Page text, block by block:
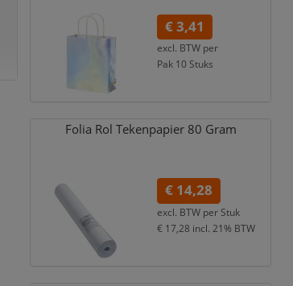
€ 3,41
excl. BTW per
Pak 10 Stuks
Folia Rol Tekenpapier 80 Gram
€ 14,28
excl. BTW per Stuk
€ 17,28 incl. 21% BTW